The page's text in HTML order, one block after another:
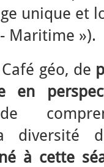
unique et
Maritime »).
géo, de
en
diversité
à cette